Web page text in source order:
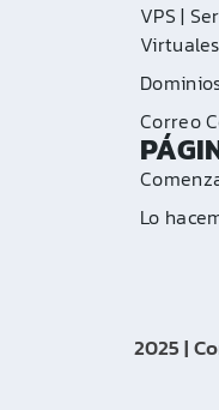
VPS |
Virtuales
Correo
Lo
2025 |